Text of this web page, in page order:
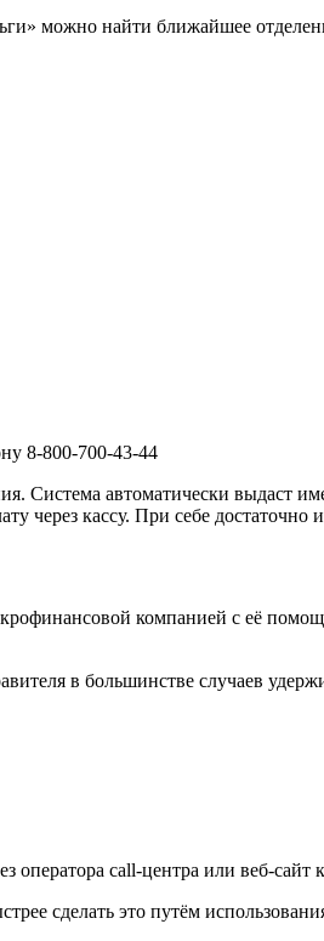
можно найти ближайшее
8-800-700-43-44
Система автоматически выдаст
через кассу. При себе достаточно
компанией с её
в большинстве случаев
call-центра или веб-сайт
сделать это путём